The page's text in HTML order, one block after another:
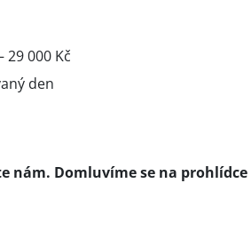
29 000 Kč
den
nám. Domluvíme se na prohlídce